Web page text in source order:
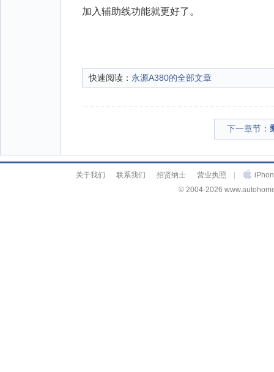
加入辅助线功能就更好了。
快速阅读： 永源A380的全部文章
下一章节：
关于我们 联系我们 招贤纳士 营业执照
© 2004-2026